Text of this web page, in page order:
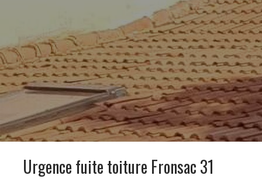
Urgence fuite toiture Fronsac 31